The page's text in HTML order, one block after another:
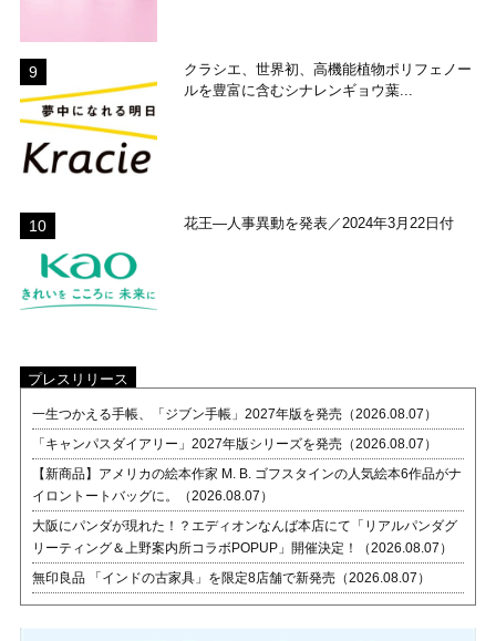
クラシエ、世界初、高機能植物ポリフェノー
ルを豊富に含むシナレンギョウ葉...
花王―人事異動を発表／2024年3月22日付
プレスリリース
一生つかえる手帳、「ジブン手帳」2027年版を発売（2026.08.07）
「キャンパスダイアリー」2027年版シリーズを発売（2026.08.07）
【新商品】アメリカの絵本作家 M. B. ゴフスタインの人気絵本6作品がナ
イロントートバッグに。（2026.08.07）
大阪にパンダが現れた！？エディオンなんば本店にて「リアルパンダグ
リーティング＆上野案内所コラボPOPUP」開催決定！（2026.08.07）
無印良品 「インドの古家具」を限定8店舗で新発売（2026.08.07）